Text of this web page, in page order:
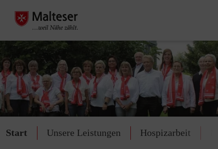
Start Unsere Leistungen Hospizarbeit